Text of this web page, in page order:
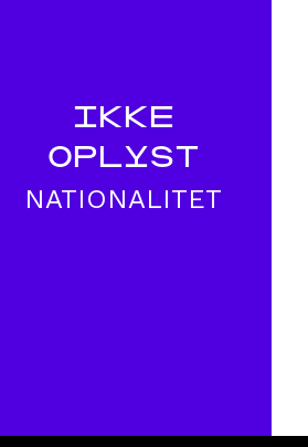
IKKE
OPLYST
NATIONALITET